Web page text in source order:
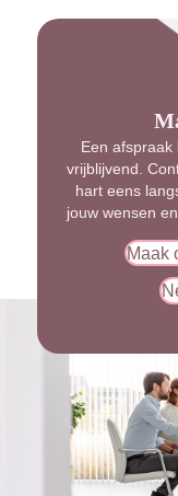
Een afspraak
vrijblijvend.
hart eens
jouw wensen
Maak